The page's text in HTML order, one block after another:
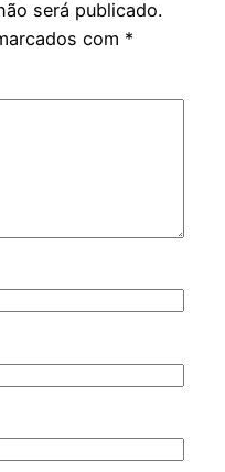
será publicado.
com *